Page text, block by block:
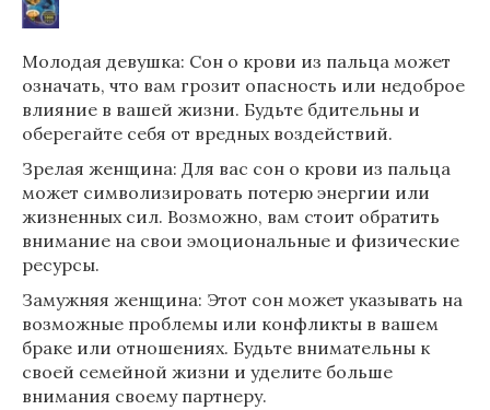
Молодая девушка: Сон о крови из пальца может
означать, что вам грозит опасность или недоброе
влияние в вашей жизни. Будьте бдительны и
оберегайте себя от вредных воздействий.
Зрелая женщина: Для вас сон о крови из пальца
может символизировать потерю энергии или
жизненных сил. Возможно, вам стоит обратить
внимание на свои эмоциональные и физические
ресурсы.
Замужняя женщина: Этот сон может указывать на
возможные проблемы или конфликты в вашем
браке или отношениях. Будьте внимательны к
своей семейной жизни и уделите больше
внимания своему партнеру.